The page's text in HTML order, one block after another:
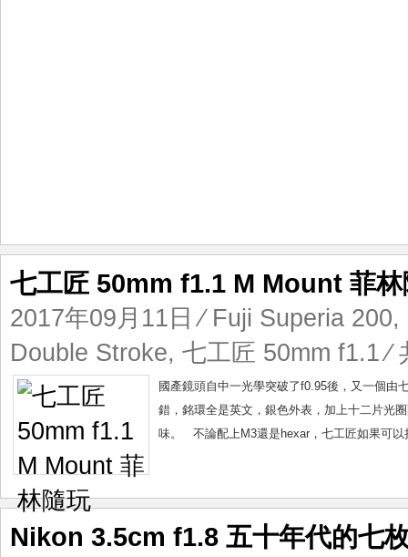
七工匠 50mm f1.1 M Mount 菲林
2017年09月11日 ⁄ Fuji Superia 200,
Double Stroke, 七工匠 50mm f1.1⁄
國產鏡頭自中一光學突破了f0.95後，又一個由
錯，銘環全是英文，銀色外表，加上十二片光
味。 不論配上M3還是hexar，七工匠如果可
Nikon 3.5cm f1.8 五十年代的七